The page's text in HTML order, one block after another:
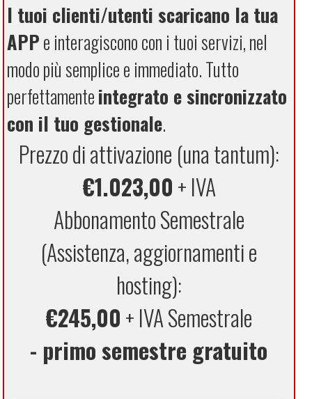
I tuoi clienti/utenti scaricano la tua
APPe interagiscono con i tuoi servizi, nel
modo più semplice e immediato. Tutto
perfettamenteintegrato e sincronizzato
con il tuo gestionale.
Prezzo di attivazione (una tantum):
€1.023,00+ IVA
Abbonamento Semestrale
(Assistenza, aggiornamenti e
hosting):
€245,00+ IVA Semestrale
- primo semestre gratuito